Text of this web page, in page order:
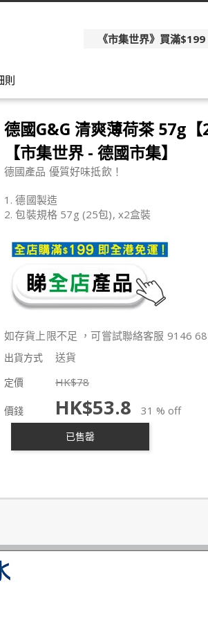
《市集世界》買滿
則
德國G&G 清爽薄荷茶 57g【
【市集世界 - 德國市集】
德國產品 優質好味抵飲！
1. 德國製造
2. 包裝規格 57g (25包), x2盒裝
如存貨上限不足 ，可嘗試聯絡客服 9146
出貨方式 送貨
定價 HK$78
價錢 HK$53.8 31 % off
已售罄